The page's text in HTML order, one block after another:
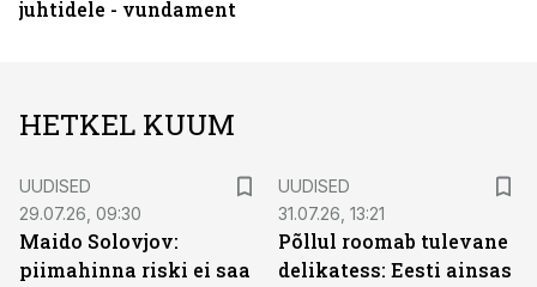
juhtidele - vundament
HETKEL KUUM
UUDISED
29.07.26, 09:30
Maido Solovjov:
piimahinna riski ei saa
UUDISED
31.07.26, 13:21
Põllul roomab tulevane
delikatess: Eesti ainsas